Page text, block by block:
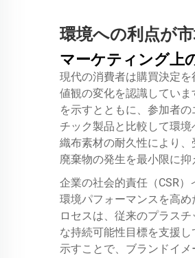
環境への利点が市
マーケティング上
現代の消費者は購買決定
値観の変化を認識してい
を示すとともに、参加者
チック製品と比較して環
織布素材の耐久性により
廃棄物の発生を最小限に抑
企業の社会的責任（CSR
環境パフォーマンスを高
ロセスは、従来のプラス
な持続可能性目標を支援
示すことで、ブランドイ